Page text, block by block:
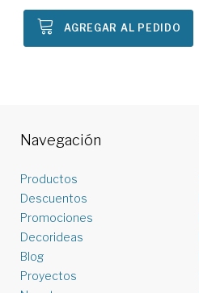
AGREGAR AL PEDIDO
Navegación
Productos
Descuentos
Promociones
Decorideas
Blog
Proyectos